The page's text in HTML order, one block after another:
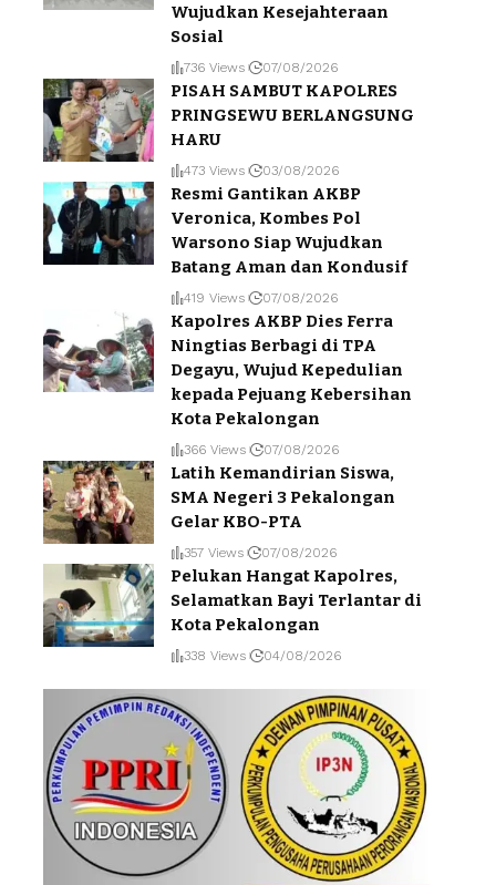
Wujudkan Kesejahteraan
Sosial
736 Views 07/08/2026
PISAH SAMBUT KAPOLRES
PRINGSEWU BERLANGSUNG
HARU
473 Views 03/08/2026
Resmi Gantikan AKBP
Veronica, Kombes Pol
Warsono Siap Wujudkan
Batang Aman dan Kondusif
419 Views 07/08/2026
Kapolres AKBP Dies Ferra
Ningtias Berbagi di TPA
Degayu, Wujud Kepedulian
kepada Pejuang Kebersihan
Kota Pekalongan
366 Views 07/08/2026
Latih Kemandirian Siswa,
SMA Negeri 3 Pekalongan
Gelar KBO-PTA
357 Views 07/08/2026
Pelukan Hangat Kapolres,
Selamatkan Bayi Terlantar di
Kota Pekalongan
338 Views 04/08/2026